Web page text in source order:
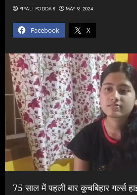
Facebook X
PIYALI PODDAR MAY 9, 2024
75 साल में पहली बार कूचबिहार गर्ल्स